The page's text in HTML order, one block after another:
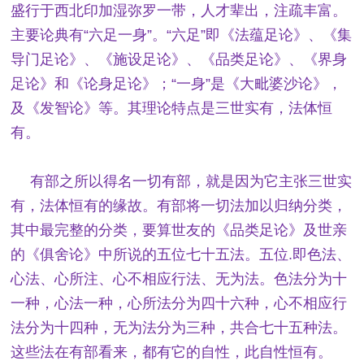
盛行于西北印加湿弥罗一带，人才辈出，注疏丰富。
主要论典有“六足一身”。“六足”即《法蕴足论》、《集
导门足论》、《施设足论》、《品类足论》、《界身
足论》和《论身足论》；“一身”是《大毗婆沙论》，
及《发智论》等。其理论特点是三世实有，法体恒
有。
有部之所以得名一切有部，就是因为它主张三世实
有，法体恒有的缘故。有部将一切法加以归纳分类，
其中最完整的分类，要算世友的《品类足论》及世亲
的《俱舍论》中所说的五位七十五法。五位.即色法、
心法、心所注、心不相应行法、无为法。色法分为十
一种，心法一种，心所法分为四十六种，心不相应行
法分为十四种，无为法分为三种，共合七十五种法。
这些法在有部看来，都有它的自性，此自性恒有。